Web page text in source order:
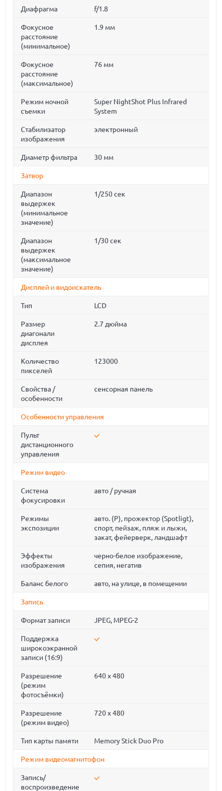
Диафрагма f/1.8
Фокусное
расстояние
(минимальное)
1.9 мм
Фокусное
расстояние
(максимальное)
76 мм
Режим ночной
съемки
Super NightShot Plus Infrared
System
Стабилизатор
изображения
электронный
Диаметр фильтра 30 мм
Затвор
Диапазон
выдержек
(минимальное
значение)
1/250 сек
Диапазон
выдержек
(максимальное
значение)
1/30 сек
Дисплей и видоискатель
Тип LCD
Размер
диагонали
дисплея
2.7 дюйма
Количество
пикселей
123000
Свойства /
особенности
сенсорная панель
Особенности управления
Пульт
дистанционного
управления
Режим видео
Система
фокусировки
авто / ручная
Режимы
экспозиции
авто. (P), прожектор (Spotligt),
спорт, пейзаж, пляж и лыжи,
закат, фейерверк, ландшафт
Эффекты
изображения
черно-белое изображение,
сепия, негатив
Баланс белого авто, на улице, в помещении
Запись
Формат записи JPEG, MPEG-2
Поддержка
широкоэкранной
записи (16:9)
Разрешение
(режим
фотосъёмки)
640 x 480
Разрешение
(режим видео)
720 x 480
Тип карты памяти Memory Stick Duo Pro
Режим видеомагнитофон
Запись/
воспроизведение